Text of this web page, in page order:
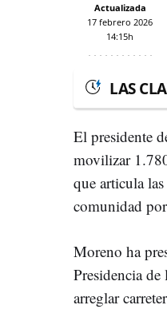
Actualizada
17 febrero 2026
14:15h
LAS
El presidente
movilizar
que articula
comunidad por
Moreno ha
Presidencia
arreglar